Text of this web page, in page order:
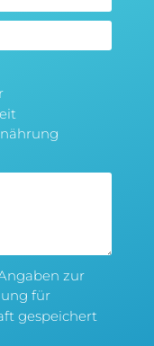
zur
für
gespeichert